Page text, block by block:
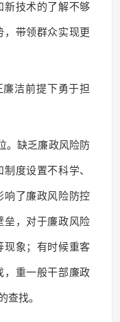
新技术的了解不够
带领群众实现更
洁前提下勇于担
。缺乏廉政风险防
度设置不科学、
响了廉政风险防控
垒，对于廉政风险
现象；有时候重客
，重一般干部廉政
查找。